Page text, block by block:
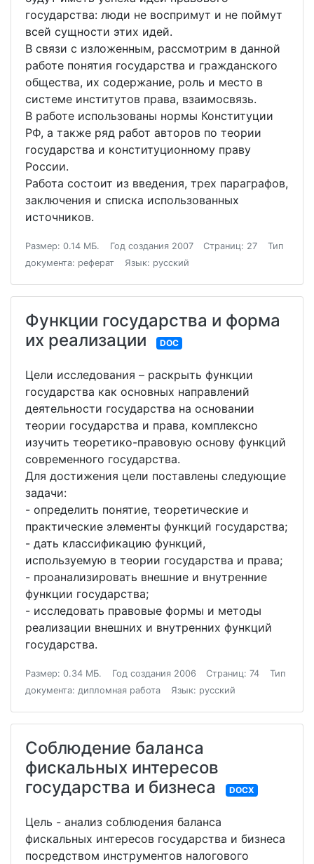
государства: люди не воспримут и не поймут
всей сущности этих идей.
В связи с изложенным, рассмотрим в данной
работе понятия государства и гражданского
общества, их содержание, роль и место в
системе институтов права, взаимосвязь.
В работе использованы нормы Конституции
РФ, а также ряд работ авторов по теории
государства и конституционному праву
России.
Работа состоит из введения, трех параграфов,
заключения и списка использованных
источников.
Размер: 0.14 МБ. Год создания 2007 Страниц: 27
Тип
документа: реферат
Язык: русский
Функции государства и форма
их реализации
DOC
Цели исследования – раскрыть функции
государства как основных направлений
деятельности государства на основании
теории государства и права, комплексно
изучить теоретико-правовую основу функций
современного государства.
Для достижения цели поставлены следующие
задачи:
- определить понятие, теоретические и
практические элементы функций государства;
- дать классификацию функций,
используемую в теории государства и права;
- проанализировать внешние и внутренние
функции государства;
- исследовать правовые формы и методы
реализации внешних и внутренних функций
государства.
Размер: 0.34 МБ. Год создания 2006 Страниц: 74
Тип
документа: дипломная работа
Язык: русский
Соблюдение баланса
фискальных интересов
государства и бизнеса
DOCX
Цель - анализ соблюдения баланса
фискальных интересов государства и бизнеса
посредством инструментов налогового